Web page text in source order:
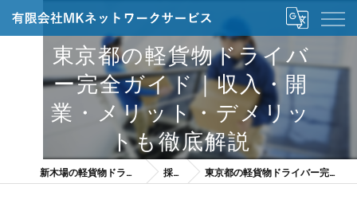
東京都の軽貨物ドライバ
ー完全ガイド｜収入・開
業・メリット・デメリッ
トも徹底解説
新木場の軽貨物ドライバーは有限会社MKネットワークサービス 採用ブログ 東京都の軽貨物ドライバー完全ガイド｜収入・開業・メリット・デメリットも徹底解説